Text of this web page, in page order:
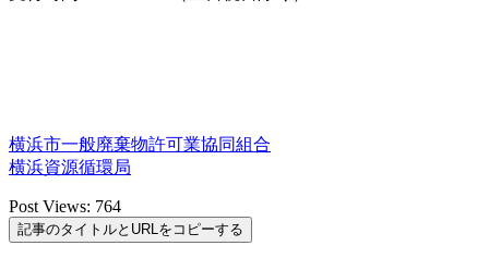
横浜市一般廃棄物許可業協同組合
横浜資源循環局
Post Views: 764
記事のタイトルとURLをコピーする